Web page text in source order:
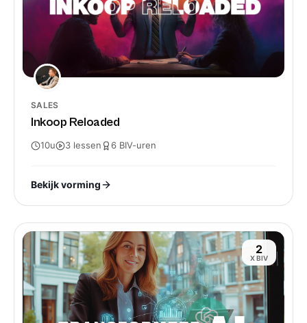
SALES
Inkoop Reloaded
10u 3 lessen 6 BIV-uren
Bekijk vorming
2
X BIV